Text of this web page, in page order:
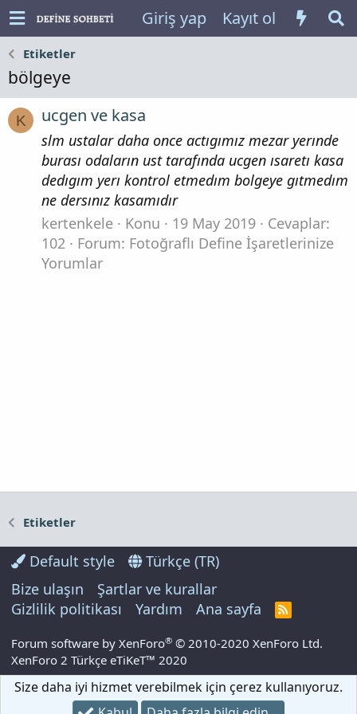
Giriş yap Kayıt ol
Etiketler
bölgeye
K ucgen ve kasa
slm ustalar daha once actıgımız mezar yerınde
burası odaların ust tarafında ucgen ısaretı kasa
dedıgım yerı kontrol etmedım bolgeye gıtmedım
ne dersınız kasamıdır
kertenkele
Konu 19 May 2019
Cevaplar:
102
Forum: Fotoğraflı Define İşaretlerinize
Yorumlar
Etiketler
Default style
Türkçe (TR)
Bize ulaşın
Şartlar ve kurallar
Gizlilik politikası
Yardım Ana sayfa
R
S
Forum software by XenForo® © 2010-2020 XenForo Ltd.
XenForo 2 Türkçe eTiKeT™ 2020
Size daha iyi hizmet verebilmek için çerez kullanıyoruz.